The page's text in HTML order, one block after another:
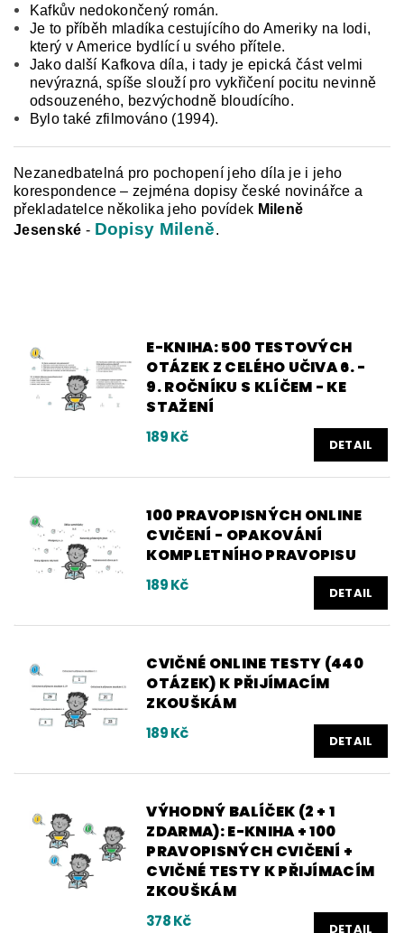
Kafkův nedokončený román.
Je to příběh mladíka cestujícího do Ameriky na lodi,
který v Americe bydlící u svého přítele.
Jako další Kafkova díla, i tady je epická část velmi
nevýrazná, spíše slouží pro vykřičení pocitu nevinně
odsouzeného, bezvýchodně bloudícího.
Bylo také zfilmováno (1994).
Nezanedbatelná pro pochopení jeho díla je i jeho
korespondence – zejména dopisy české novinářce a
překladatelce několika jeho povídek Mileně
Jesenské - Dopisy Mileně.
E-KNIHA: 500 TESTOVÝCH
OTÁZEK Z CELÉHO UČIVA 6. -
9. ROČNÍKU S KLÍČEM - KE
STAŽENÍ
189 Kč DETAIL
100 PRAVOPISNÝCH ONLINE
CVIČENÍ - OPAKOVÁNÍ
KOMPLETNÍHO PRAVOPISU
189 Kč DETAIL
CVIČNÉ ONLINE TESTY (440
OTÁZEK) K PŘIJÍMACÍM
ZKOUŠKÁM
189 Kč DETAIL
VÝHODNÝ BALÍČEK (2 + 1
ZDARMA): E-KNIHA + 100
PRAVOPISNÝCH CVIČENÍ +
CVIČNÉ TESTY K PŘIJÍMACÍM
ZKOUŠKÁM
378 Kč DETAIL